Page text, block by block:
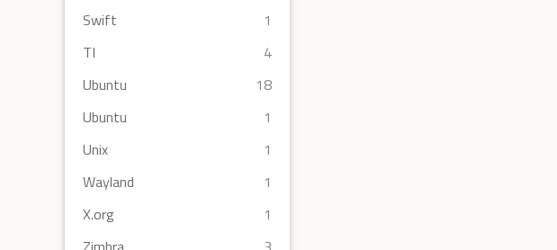
Swift
1
TI
4
Ubuntu
18
Ubuntu
1
Unix
1
Wayland
1
X.org
1